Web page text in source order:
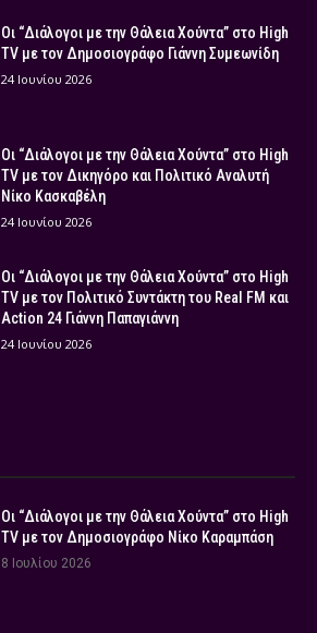
Οι “Διάλογοι με την Θάλεια Χούντα” στο High
TV με τον Δημοσιογράφο Γιάννη Συμεωνίδη
24 Ιουνίου 2026
Οι “Διάλογοι με την Θάλεια Χούντα” στο High
TV με τον Δικηγόρο και Πολιτικό Αναλυτή
Νίκο Κασκαβέλη
24 Ιουνίου 2026
Οι “Διάλογοι με την Θάλεια Χούντα” στο High
TV με τον Πολιτικό Συντάκτη του Real FM και
Action 24 Γιάννη Παπαγιάννη
24 Ιουνίου 2026
Οι “Διάλογοι με την Θάλεια Χούντα” στο High
TV με τον Δημοσιογράφο Νίκο Καραμπάση
8 Ιουλίου 2026